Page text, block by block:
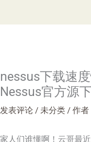
nessus下载速
Nessus官方源
发表评论 / 未分类 / 作者
家人们谁懂啊！云哥最